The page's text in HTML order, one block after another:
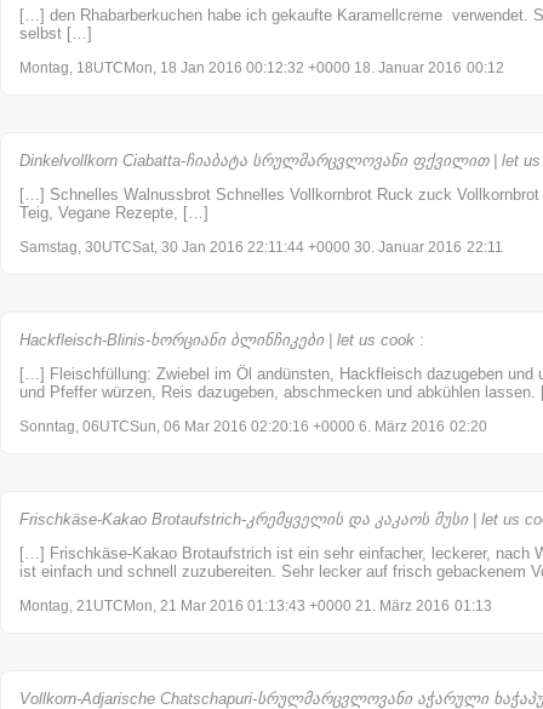
[…] den Rhabarberkuchen habe ich gekaufte Karamellcreme verwendet.
selbst […]
Montag, 18UTCMon, 18 Jan 2016 00:12:32 +0000 18. Januar 2016 00:12
Dinkelvollkorn Ciabatta-ჩიაბატა სრულმარცვლოვანი ფქვილით | let us
[…] Schnelles Walnussbrot Schnelles Vollkornbrot Ruck zuck
Teig, Vegane Rezepte, […]
Samstag, 30UTCSat, 30 Jan 2016 22:11:44 +0000 30. Januar 2016 22:11
Hackfleisch-Blinis-ხორციანი ბლინჩიკები | let us cook :
[…] Fleischfüllung: Zwiebel im Öl andünsten, Hackfleisch dazugeben und
und Pfeffer würzen, Reis dazugeben, abschmecken und abkühlen
Sonntag, 06UTCSun, 06 Mar 2016 02:20:16 +0000 6. März 2016 02:20
Frischkäse-Kakao Brotaufstrich-კრემყველის და კაკაოს მუსი | let us
[…] Frischkäse-Kakao Brotaufstrich ist ein sehr einfacher, leckerer, nach
ist einfach und schnell zuzubereiten. Sehr lecker auf frisch gebackenem
Montag, 21UTCMon, 21 Mar 2016 01:13:43 +0000 21. März 2016 01:13
Vollkorn-Adjarische Chatschapuri-სრულმარცვლოვანი აჭარული